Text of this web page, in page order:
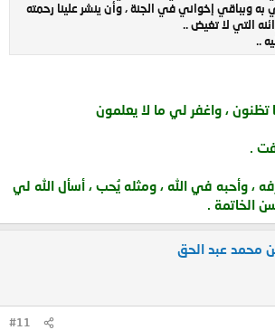
به وبباقي إخواني في الجنة ، وأن ينشر علينا رحمته
التي لا تغيض ..
..
تظنون ، واغفر لي ما لا يعلمون
.
، وأحبه في الله ، ومثله يُحب ، أسأل الله لي
الخاتمة .
محمد عبد الحق
#11